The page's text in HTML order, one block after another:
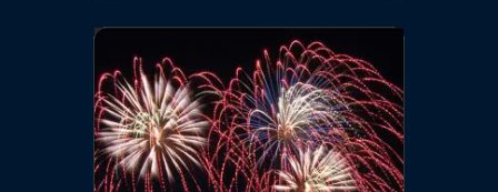
https://www.klostersommer.de